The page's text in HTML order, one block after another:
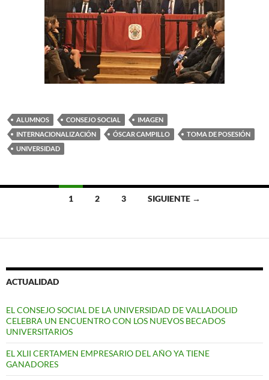
ALUMNOS CONSEJO SOCIAL
IMAGEN
INTERNACIONALIZACIÓN
ÓSCAR CAMPILLO
TOMA DE POSESIÓN
UNIVERSIDAD
las
1 2 3 SIGUIENTE →
ACTUALIDAD
EL CONSEJO SOCIAL DE LA UNIVERSIDAD DE VALLADOLID
CELEBRA UN ENCUENTRO CON LOS NUEVOS BECADOS
UNIVERSITARIOS
EL XLII CERTAMEN EMPRESARIO DEL AÑO YA TIENE
GANADORES